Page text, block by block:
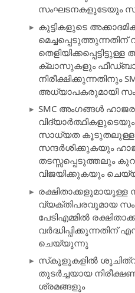
സംഘടനകളുടേയും
കുട്ടികളുടെ
ക്ലാസുകളും
നിരീക്ഷിക്കുന്നതിനും
അധ്യാപകരുമായി
SMC അംഗങ്ങൾ
സാധ്യത
സന്ദർശിക്കുകയും
തടസ്സപ്പെടുത്തലും
വിജയിക്കുകയും
രക്ഷിതാക്കളുമായുള്ള
വ്യക്തിപരവുമായ
പേടിഎമ്മിൽ
ചെയ്യുന്നു
സ്‌കൂളുകളിൽ
തുടർച്ചയായ
ശ്രമങ്ങളും